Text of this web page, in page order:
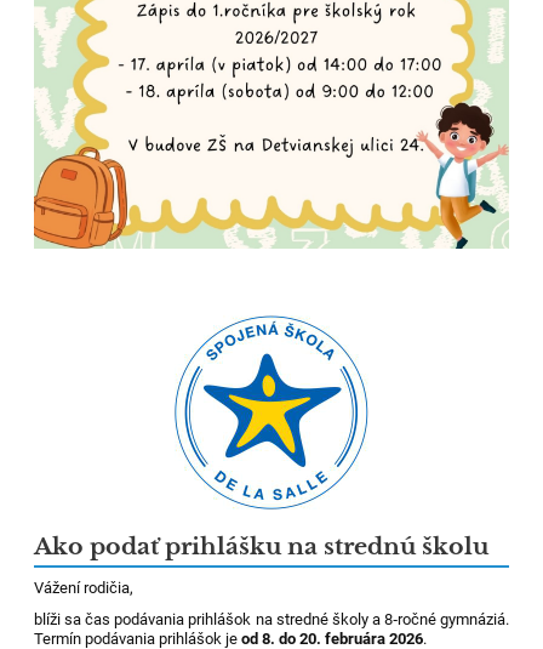
Ako podať prihlášku na strednú školu
Vážení rodičia,
blíži sa čas podávania prihlášok na stredné školy a 8‑ročné gymnáziá.
Termín podávania prihlášok jeod 8. do 20. februára 2026.